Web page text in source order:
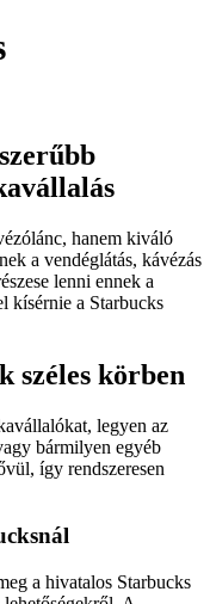
hanem kiváló
a vendéglátás, kávézás
lenni ennek a
kísérnie a Starbucks
széles körben
legyen az
bármilyen egyéb
így rendszeresen
a hivatalos Starbucks